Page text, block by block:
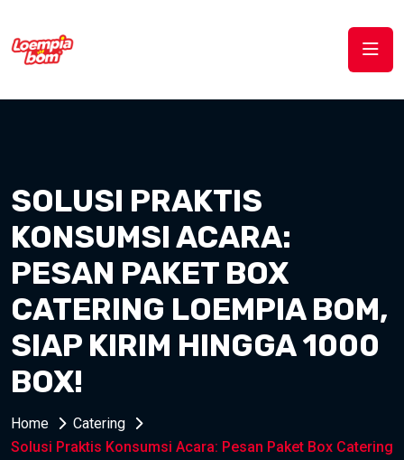
SOLUSI PRAKTIS
KONSUMSI ACARA:
PESAN PAKET BOX
CATERING LOEMPIA BOM,
SIAP KIRIM HINGGA 1000
BOX!
Home
Catering
Solusi Praktis Konsumsi Acara: Pesan Paket Box Catering